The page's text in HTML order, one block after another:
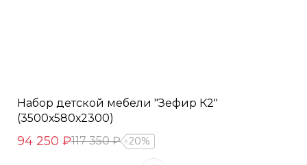
Набор детской мебели "Зефир К2"
(3500х580х2300)
94 250 ₽117 350 ₽ 20%